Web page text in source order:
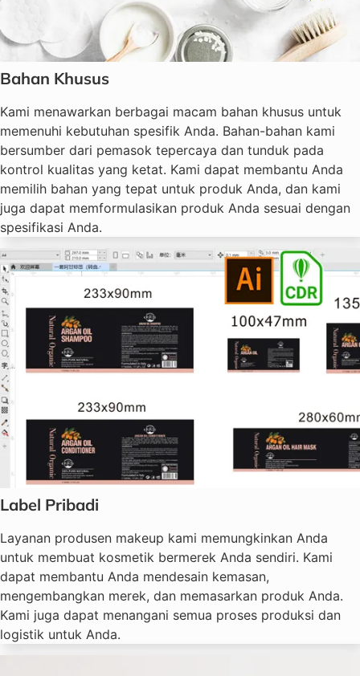
Bahan Khusus
Kami menawarkan berbagai macam bahan khusus untuk
memenuhi kebutuhan spesifik Anda. Bahan-bahan kami
bersumber dari pemasok tepercaya dan tunduk pada
kontrol kualitas yang ketat. Kami dapat membantu Anda
memilih bahan yang tepat untuk produk Anda, dan kami
juga dapat memformulasikan produk Anda sesuai dengan
spesifikasi Anda.
Label Pribadi
Layanan produsen makeup kami memungkinkan Anda
untuk membuat kosmetik bermerek Anda sendiri. Kami
dapat membantu Anda mendesain kemasan,
mengembangkan merek, dan memasarkan produk Anda.
Kami juga dapat menangani semua proses produksi dan
logistik untuk Anda.